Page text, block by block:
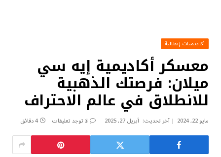
أكاديميات إيطالية
معسكر أكاديمية إيه سي
ميلان: فرصتك الذهبية
للانطلاق في عالم الاحتراف
مايو 22, 2024 آخر تحديث: أبريل 27, 2025 لا توجد تعليقات 4 دقائق